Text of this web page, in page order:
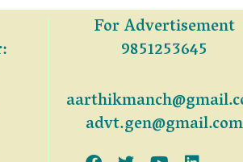
For Advertisement
9851253645
advt.gen@gmail.com